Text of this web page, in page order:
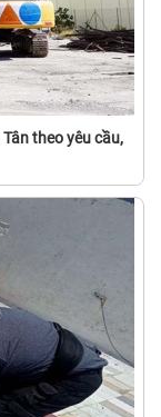
theo yêu cầu,